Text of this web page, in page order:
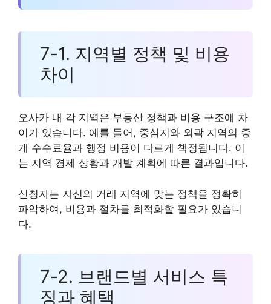
7-1. 지역별 정책 및 비용
차이
오사카 내 각 지역은 부동산 정책과 비용 구조에 차
이가 있습니다. 예를 들어, 중심지와 외곽 지역의 중
개 수수료율과 행정 비용이 다르게 책정됩니다. 이
는 지역 경제 상황과 개발 계획에 따른 결과입니다.
신청자는 자신의 거래 지역에 맞는 정책을 정확히
파악하여, 비용과 절차를 최적화할 필요가 있습니
다.
7-2. 브랜드별 서비스 특
징과 혜택